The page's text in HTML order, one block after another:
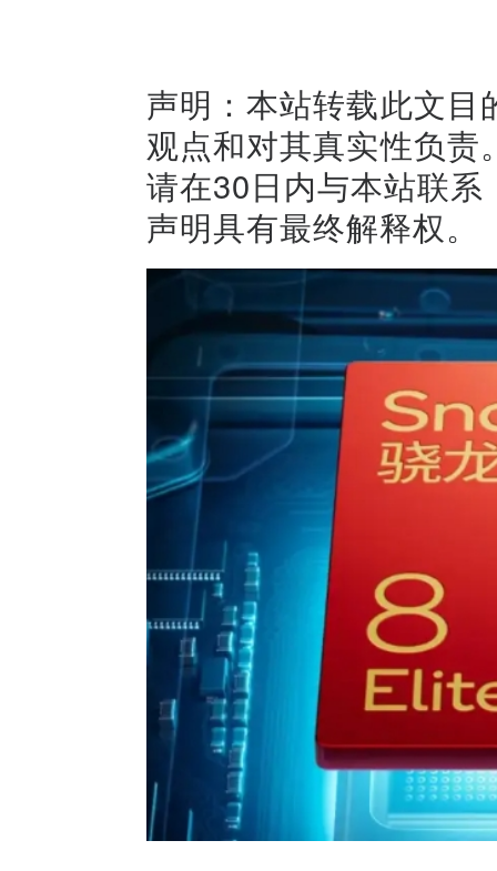
声明：本站转载此文
观点和对其真实性负
请在30日内与本站联
声明具有